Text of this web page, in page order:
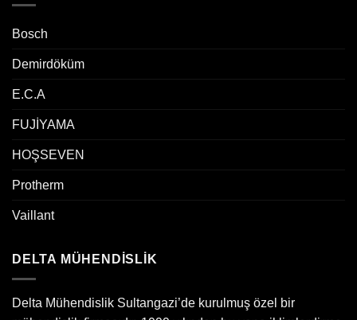
Bosch
Demirdöküm
E.C.A
FUJİYAMA
HOŞSEVEN
Protherm
Vaillant
DELTA MÜHENDİSLİK
Delta Mühendislik Sultangazi’de kurulmuş özel bir